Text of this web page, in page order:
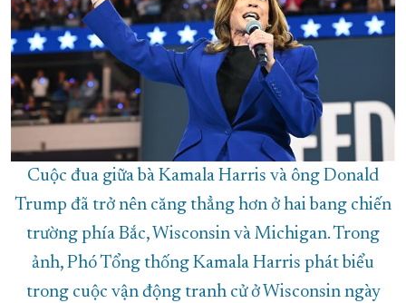
Cuộc đua giữa bà Kamala Harris và ông Donald
Trump đã trở nên căng thẳng hơn ở hai bang chiến
trường phía Bắc, Wisconsin và Michigan. Trong
ảnh, Phó Tổng thống Kamala Harris phát biểu
trong cuộc vận động tranh cử ở Wisconsin ngày